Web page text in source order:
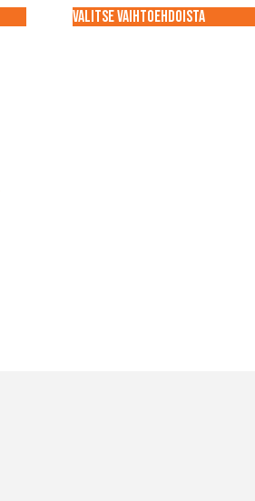
Valitse vaihtoehdoista